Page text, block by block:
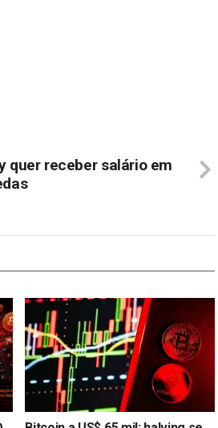
quer receber salário em